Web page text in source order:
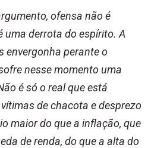
ofensa não é
uma derrota do espírito. A
envergonha perante o
nesse momento uma
é só o real que está
de chacota e desprezo
maior do que a inflação, que
de renda, do que a alta do